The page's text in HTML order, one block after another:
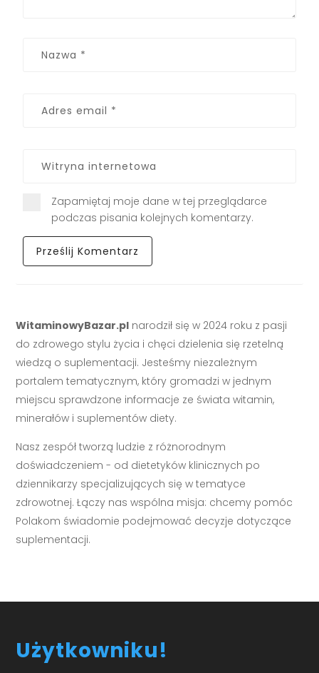
Zapamiętaj moje dane w tej przeglądarce
podczas pisania kolejnych komentarzy.
WitaminowyBazar.pl narodził się w 2024 roku z pasji
do zdrowego stylu życia i chęci dzielenia się rzetelną
wiedzą o suplementacji. Jesteśmy niezależnym
portalem tematycznym, który gromadzi w jednym
miejscu sprawdzone informacje ze świata witamin,
minerałów i suplementów diety.
Nasz zespół tworzą ludzie z różnorodnym
doświadczeniem - od dietetyków klinicznych po
dziennikarzy specjalizujących się w tematyce
zdrowotnej. Łączy nas wspólna misja: chcemy pomóc
Polakom świadomie podejmować decyzje dotyczące
suplementacji.
Użytkowniku!